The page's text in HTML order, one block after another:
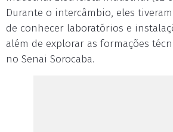
Durante o intercâmbio, eles
de conhecer laboratórios e
além de explorar as formações
no Senai Sorocaba.